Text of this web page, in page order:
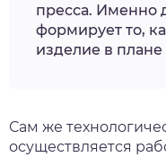
пресса. Именно
формирует то,
изделие в
Сам же
осуществляется